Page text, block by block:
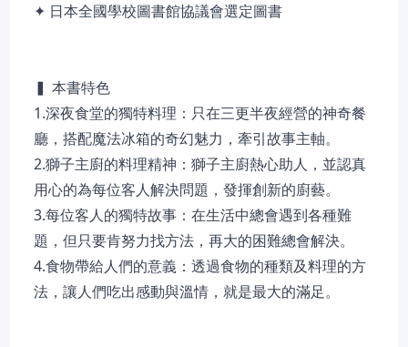
✦ 日本全國學校圖書館協議會選定圖書
▍ 本書特色
1.深夜食堂的獨特料理：只在三更半夜經營的神奇餐
廳，搭配魔法冰箱的奇幻魅力，牽引故事主軸。
2.獅子主廚的料理精神：獅子主廚熱心助人，並認真
用心的為每位客人解決問題，發揮創新的廚藝。
3.每位客人的獨特故事：在生活中總會遇到各種難
題，但只要肯努力找方法，再大的困難總會解決。
4.食物帶給人們的意義：透過食物的種類及料理的方
法，讓人們吃出感動與溫情，就是最大的滿足。